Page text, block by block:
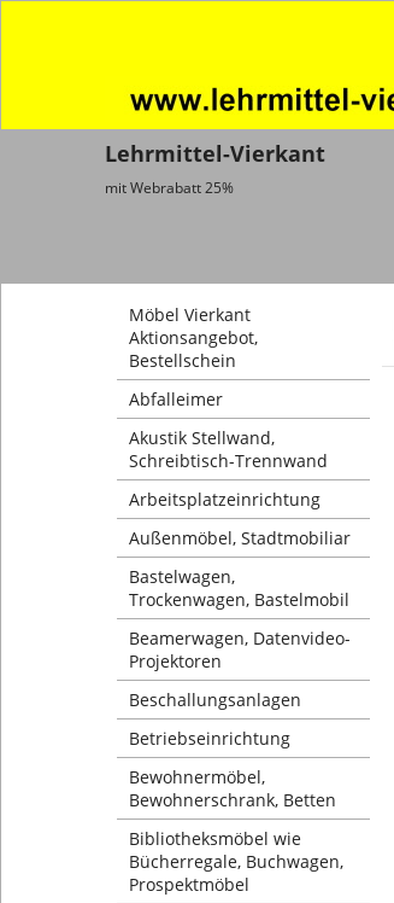
Lehrmittel-Vierkant
mit Webrabatt 25%
Möbel Vierkant
Aktionsangebot,
Bestellschein
Abfalleimer
Akustik Stellwand,
Schreibtisch-Trennwand
Arbeitsplatzeinrichtung
Außenmöbel, Stadtmobiliar
Bastelwagen,
Trockenwagen, Bastelmobil
Beamerwagen, Datenvideo-
Projektoren
Beschallungsanlagen
Betriebseinrichtung
Bewohnermöbel,
Bewohnerschrank, Betten
Bibliotheksmöbel wie
Bücherregale, Buchwagen,
Prospektmöbel